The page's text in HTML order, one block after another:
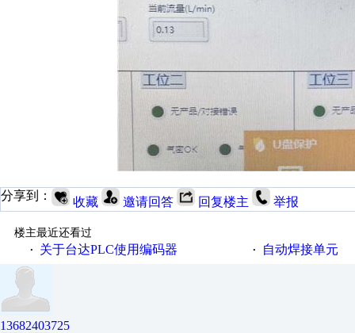
分享到： 收藏 邀请回答 回复楼主 举报
楼主最近还看过
·
关于台达PLC使用编码器 · 自动焊接单元
13682403725